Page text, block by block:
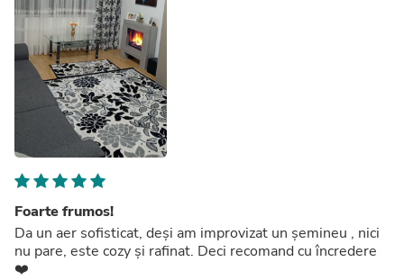
Foarte frumos!
Da un aer sofisticat, deși am improvizat un șemineu , nici
nu pare, este cozy și rafinat. Deci recomand cu încredere
❤️